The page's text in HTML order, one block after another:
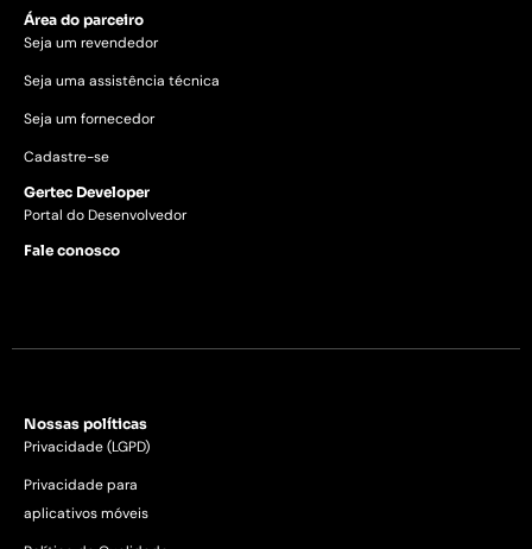
Área do parceiro
Seja um revendedor
Seja uma assistência técnica
Seja um fornecedor
Cadastre-se
Gertec Developer
Portal do Desenvolvedor
Fale conosco
Nossas políticas
Privacidade (LGPD)
Privacidade para
aplicativos móveis